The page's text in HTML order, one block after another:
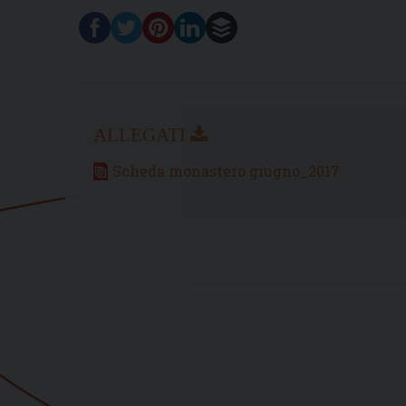
Scheda monastero giugno_2017